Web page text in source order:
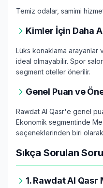
Temiz odalar, samimi
Kimler İçin Daha
Lüks konaklama
ideal olmayabilir. Spor
segment oteller önerilir.
Genel Puan ve
Rawdat Al Qasr'e genel
Ekonomik segmentinde
seçeneklerinden biri olarak
Sıkça Sorulan
1. Rawdat Al